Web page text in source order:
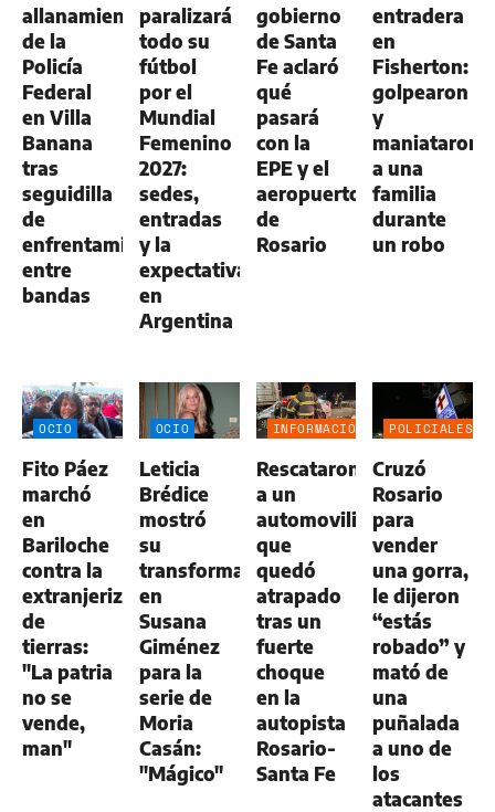
allanamientos
de la
Policía
Federal
en Villa
Banana
tras
seguidilla
de
enfrentamientos
entre
bandas
paralizará
todo su
fútbol
por el
Mundial
Femenino
2027:
sedes,
entradas
y la
expectativa
en
Argentina
gobierno
de Santa
Fe aclaró
qué
pasará
con la
EPE y el
aeropuerto
de
Rosario
entradera
en
Fisherton:
golpearon
y
maniataron
a una
familia
durante
un robo
OCIO
Fito Páez
marchó
en
Bariloche
contra la
extranjerización
de
tierras:
"La patria
no se
vende,
man"
OCIO
Leticia
Brédice
mostró
su
transformación
en
Susana
Giménez
para la
serie de
Moria
Casán:
"Mágico"
INFORMACIÓN
Rescataron
a un
automovilista
que
quedó
atrapado
tras un
fuerte
choque
en la
autopista
Rosario-
Santa Fe
POLICIALES
Cruzó
Rosario
para
vender
una gorra,
le dijeron
“estás
robado” y
mató de
una
puñalada
a uno de
los
atacantes